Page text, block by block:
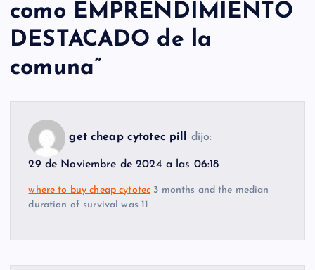
como EMPRENDIMIENTO
DESTACADO de la
comuna”
get cheap cytotec pill dijo:
29 de Noviembre de 2024 a las 06:18
where to buy cheap cytotec 3 months and the median
duration of survival was 11